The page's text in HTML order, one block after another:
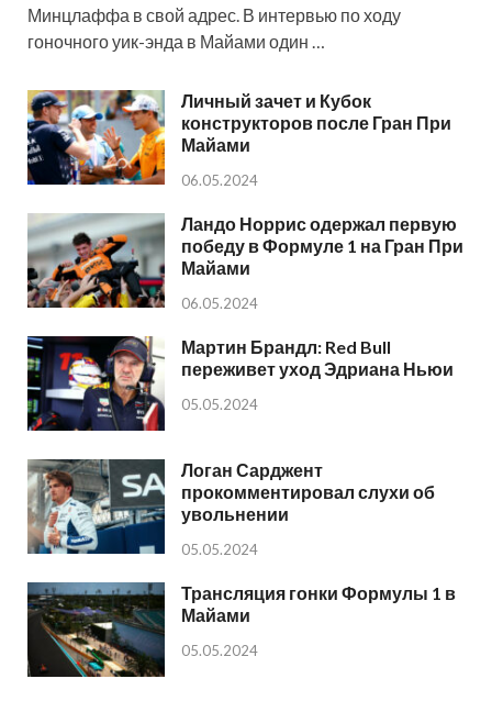
Минцлаффа в свой адрес. В интервью по ходу
гоночного уик-энда в Майами один …
Личный зачет и Кубок
конструкторов после Гран При
Майами
06.05.2024
Ландо Норрис одержал первую
победу в Формуле 1 на Гран При
Майами
06.05.2024
Мартин Брандл: Red Bull
переживет уход Эдриана Ньюи
05.05.2024
Логан Сарджент
прокомментировал слухи об
увольнении
05.05.2024
Трансляция гонки Формулы 1 в
Майами
05.05.2024